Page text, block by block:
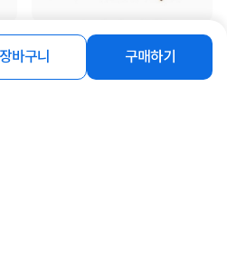
장바구니 구매하기
이
[하늘컴] 하늘컴 ㄱ자형 전원 파워 케이
블 [왼쪽 꺾임] 1.5M
2,450원